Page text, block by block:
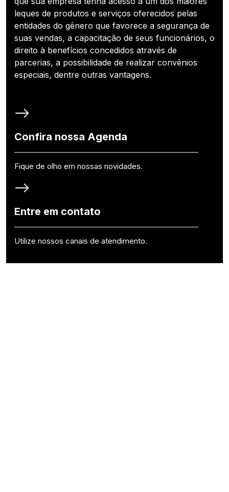
leques de produtos e serviços oferecidos pelas
entidades do gênero que favorece a segurança de
suas vendas, a capacitação de seus funcionários, o
direito à benefícios concedidos através de
parcerias, a possibilidade de realizar convênios
especiais, dentre outras vantagens.
Confira nossa Agenda
Fique de olho em nossas novidades.
Entre em contato
Utilize nossos canais de atendimento.